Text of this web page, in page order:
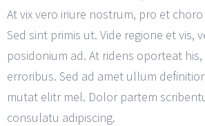
At vix vero iriure nostrum, pro et
Sed sint primis ut. Vide regione et vis,
posidonium ad. At ridens oporteat his,
erroribus. Sed ad amet ullum
mutat elitr mel. Dolor partem
consulatu adipiscing.